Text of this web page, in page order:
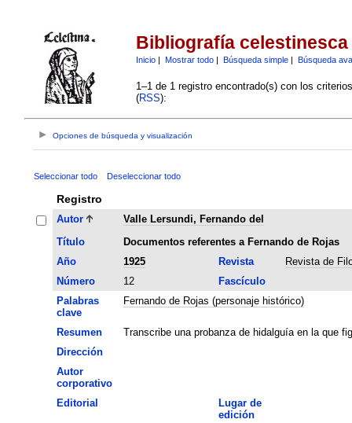
Bibliografía celestinesca
Inicio| Mostrar todo| Búsqueda simple| Búsqueda
1–1 de 1 registro encontrado(s) con los
(RSS):
Opciones de búsqueda y visualización
Seleccionar todo Deseleccionar todo
Registro
Autor
Valle Lersundi, Fernando del
Título
Documentos referentes a Fernando de Rojas
Año
1925 Revista
Revista de
Número
12
Fascículo
Palabras
clave
Fernando de Rojas (personaje histórico)
Resumen
Transcribe una probanza de hidalguía en la que
Dirección
Autor
corporativo
Editorial
Lugar de
edición